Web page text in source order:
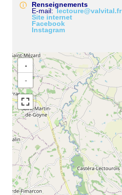
Renseignements
E-mail
lectoure@valvital.fr
Site internet
Facebook
Instagram
+
−